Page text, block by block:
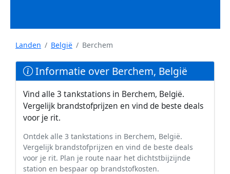
Landen België Berchem
Informatie over Berchem, België
Vind alle 3 tankstations in Berchem, België.
Vergelijk brandstofprijzen en vind de beste deals
voor je rit.
Ontdek alle 3 tankstations in Berchem, België.
Vergelijk brandstofprijzen en vind de beste deals
voor je rit. Plan je route naar het dichtstbijzijnde
station en bespaar op brandstofkosten.